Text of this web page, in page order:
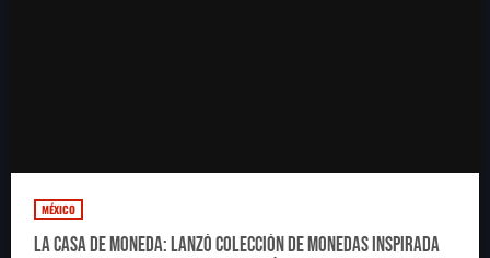
MÉXICO
La Casa de Moneda: lanzó colección de monedas inspirada